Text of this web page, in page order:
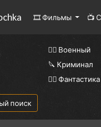
🎞 Фильмы 📺
👨‍✈️ Военный
🔪 Криминал
🧙‍♀️ Фантастика
поиск